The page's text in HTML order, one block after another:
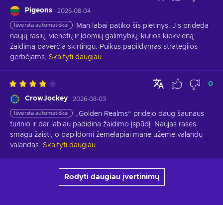
Pigeons 2026-08-04
Išversta automatiškai
Man labai patiko šis plėtinys. Jis prideda
naujų rasių, vienetų ir įdomių galimybių, kurios kiekvieną
žaidimą paverčia skirtingu. Puikus papildymas strategijos
gerbėjams, Skaityti daugiau
CrowJockey 2026-08-03
0
Išversta automatiškai
„Golden Realms“ pridėjo daug šaunaus
turinio ir dar labiau padidina žaidimo įspūdį. Naujas rases
smagu žaisti, o papildomi žemėlapiai mane užėmė valandų
valandas. Skaityti daugiau
Rodyti daugiau įvertinimų